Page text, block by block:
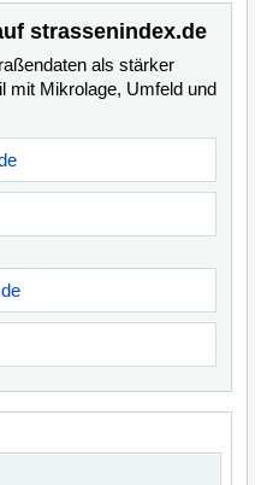
strassenindex.de
als stärker
mit Mikrolage, Umfeld und